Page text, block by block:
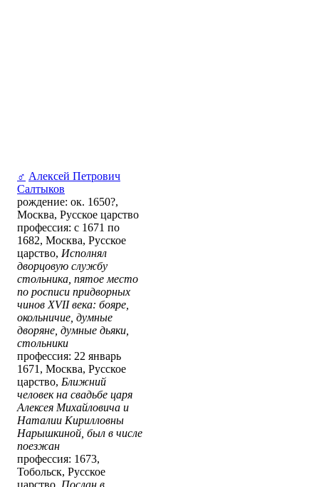
♂ Алексей Петрович
Салтыков
рождение: ок. 1650?,
Москва, Русское царство
профессия: с 1671 по
1682, Москва, Русское
царство, Исполнял
дворцовую службу
стольника, пятое место
по росписи придворных
чинов XVII века: бояре,
окольничие, думные
дворяне, думные дьяки,
стольники
профессия: 22 январь
1671, Москва, Русское
царство, Ближний
человек на свадьбе царя
Алексея Михайловича и
Наталии Кирилловны
Нарышкиной, был в числе
поезжан
профессия: 1673,
Тобольск, Русское